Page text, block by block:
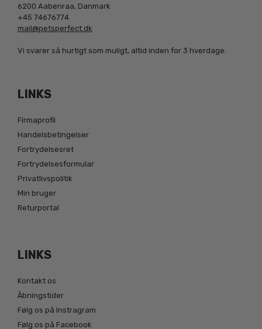
6200 Aabenraa, Danmark
+45 74676774
mail@petsperfect.dk
Vi svarer så hurtigt som muligt, altid inden for 3 hverdage.
LINKS
Firmaprofil
Handelsbetingelser
Fortrydelsesret
Fortrydelsesformular
Privatlivspolitik
Min bruger
Returportal
LINKS
Kontakt os
Åbningstider
Følg os på Instragram
Følg os på Facebook